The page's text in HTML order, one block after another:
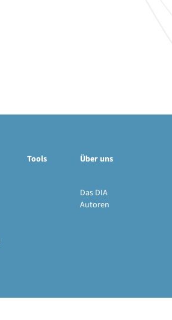
Tools Über uns
Das DIA
Autoren